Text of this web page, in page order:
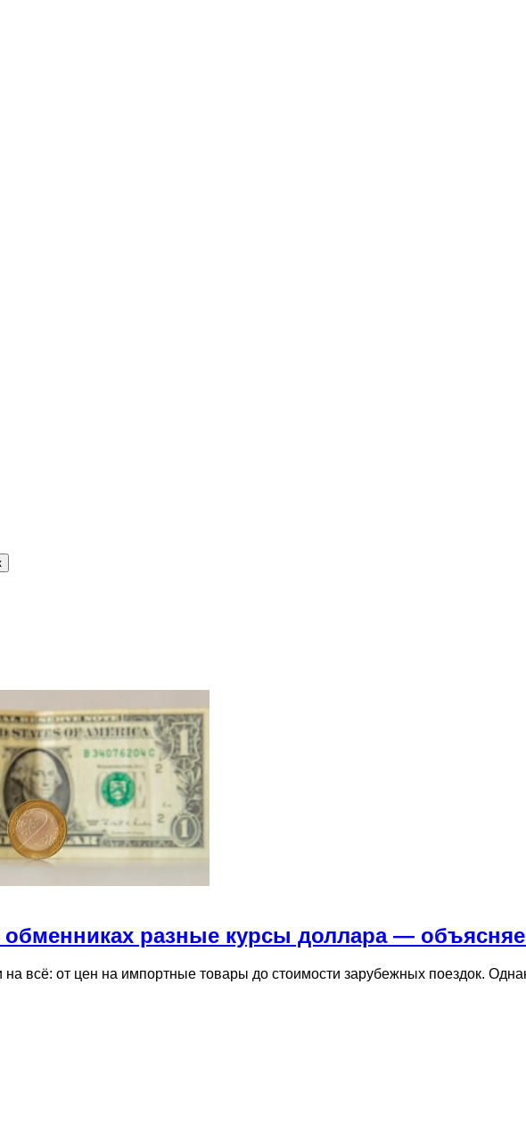
обменниках разные курсы доллара —
на всё: от цен на импортные товары до стоимости зарубежных поездок.